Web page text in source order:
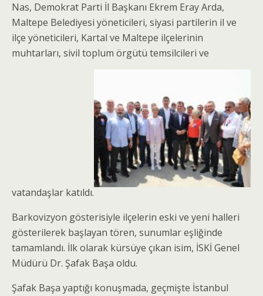
Nas, Demokrat Parti İl Başkanı Ekrem Eray Arda,
Maltepe Belediyesi yöneticileri, siyasi partilerin il ve
ilçe yöneticileri, Kartal ve Maltepe ilçelerinin
muhtarları, sivil toplum örgütü temsilcileri ve
vatandaşlar katıldı.
Barkovizyon gösterisiyle ilçelerin eski ve yeni halleri
gösterilerek başlayan tören, sunumlar eşliğinde
tamamlandı. İlk olarak kürsüye çıkan isim, İSKİ Genel
Müdürü Dr. Şafak Başa oldu.
Şafak Başa yaptığı konuşmada, geçmişte İstanbul